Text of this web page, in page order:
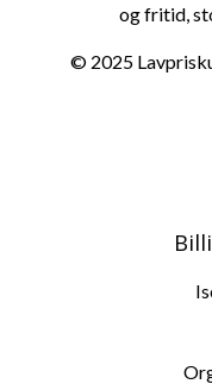
og fritid,
© 2025